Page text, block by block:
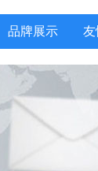
品牌展示 友